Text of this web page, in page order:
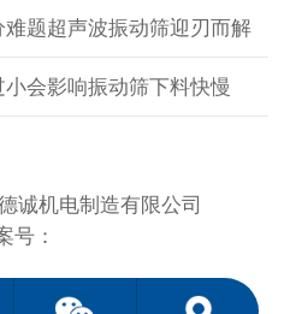
题超声波振动筛迎刃而解
会影响振动筛下料快慢
诚机电制造有限公司
号：